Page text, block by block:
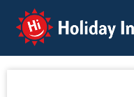
Holiday Info